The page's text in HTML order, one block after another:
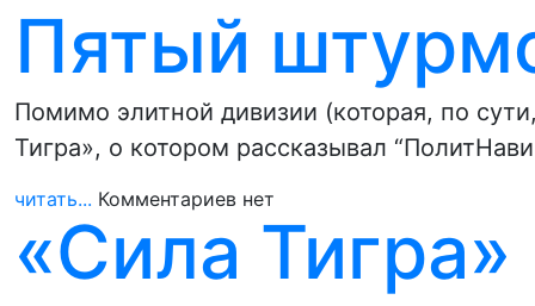
Пятый
Помимо элитной дивизии (которая, по
Тигра», о котором рассказывал
читать... Комментариев нет
«Сила